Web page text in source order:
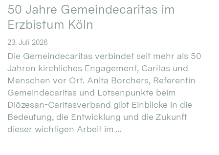
50 Jahre Gemeindecaritas im
Erzbistum Köln
23. Juli 2026
Die Gemeindecaritas verbindet seit mehr als 50
Jahren kirchliches Engagement, Caritas und
Menschen vor Ort. Anita Borchers, Referentin
Gemeindecaritas und Lotsenpunkte beim
Diözesan-Caritasverband gibt Einblicke in die
Bedeutung, die Entwicklung und die Zukunft
dieser wichtigen Arbeit im ...